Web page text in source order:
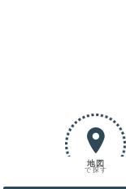
地図
で探す